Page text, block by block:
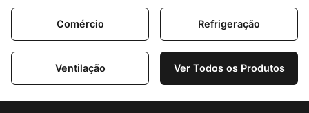
Comércio Refrigeração
Ventilação Ver Todos os Produtos